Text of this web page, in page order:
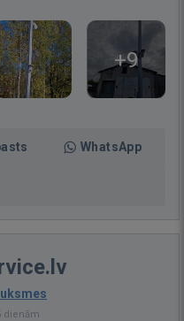
+9
WhatsApp
dienām